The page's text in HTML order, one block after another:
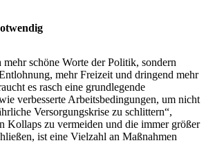
mehr schöne Worte der Politik, sondern
mehr Freizeit und dringend mehr
es rasch eine grundlegende
verbesserte Arbeitsbedingungen, um nicht
Versorgungskrise zu schlittern“,
Kollaps zu vermeiden und die immer größer
ist eine Vielzahl an Maßnahmen